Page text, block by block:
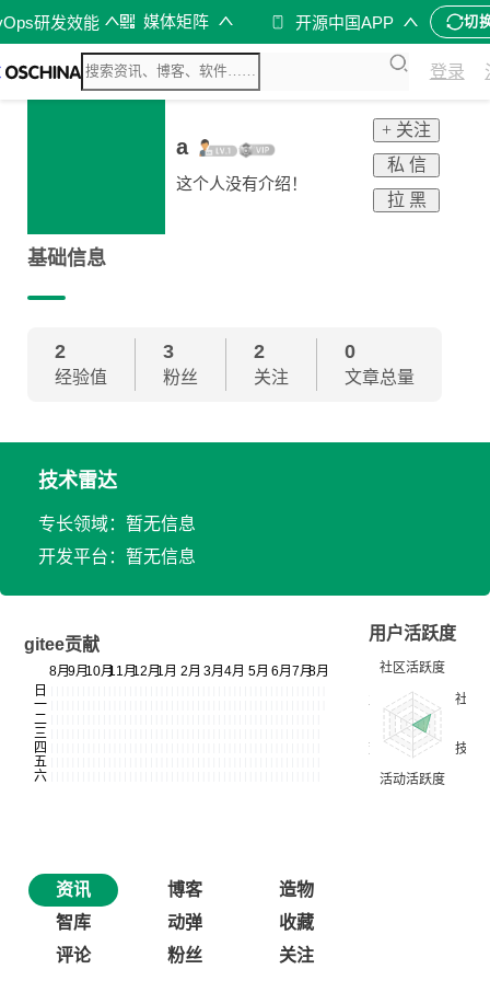
研发效能 媒体矩阵 开源中国APP 切
登录
a
这个人没有介绍！
+ 关注
私 信
拉 黑
基础信息
2
经验值
3
粉丝
2
关注
0
文章总量
技术雷达
专长领域：暂无信息
开发平台：暂无信息
gitee贡献
用户活跃度
资讯 博客
造物
智库
动弹
收藏
评论
粉丝 关注